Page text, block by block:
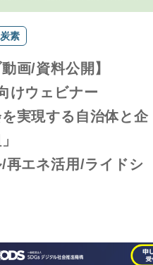
素
画/資料公開】
けウェビナー
を実現する自治体と企
再エネ活用/ライドシ